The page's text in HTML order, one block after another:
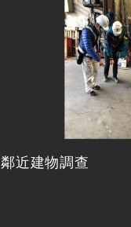
鄰近建物調查